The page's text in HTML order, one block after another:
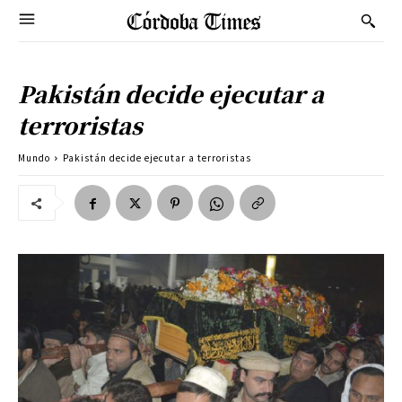
Pakistán decide ejecutar a
terroristas
Mundo Pakistán decide ejecutar a terroristas